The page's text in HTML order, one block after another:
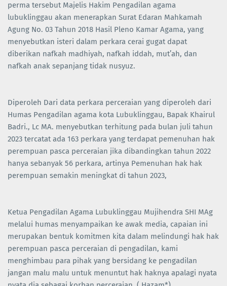
perma tersebut Majelis Hakim Pengadilan agama
lubuklinggau akan menerapkan Surat Edaran Mahkamah
Agung No. 03 Tahun 2018 Hasil Pleno Kamar Agama, yang
menyebutkan isteri dalam perkara cerai gugat dapat
diberikan nafkah madhiyah, nafkah iddah, mut’ah, dan
nafkah anak sepanjang tidak nusyuz.
Diperoleh Dari data perkara perceraian yang diperoleh dari
Humas Pengadilan agama kota Lubuklinggau, Bapak Khairul
Badri., Lc MA. menyebutkan terhitung pada bulan juli tahun
2023 tercatat ada 163 perkara yang terdapat pemenuhan hak
perempuan pasca perceraian jika dibandingkan tahun 2022
hanya sebanyak 56 perkara, artinya Pemenuhan hak hak
perempuan semakin meningkat di tahun 2023,
Ketua Pengadilan Agama Lubuklinggau Mujihendra SHI MAg
melalui humas menyampaikan ke awak media, capaian ini
merupakan bentuk komitmen kita dalam melindungi hak hak
perempuan pasca perceraian di pengadilan, kami
menghimbau para pihak yang bersidang ke pengadilan
jangan malu malu untuk menuntut hak haknya apalagi nyata